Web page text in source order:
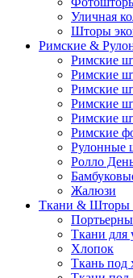
Уличная
Шторы
Римские &
Римские
Римские
Римские
Римские
Римские
Римские
Рулонные
Ролло
Жалюзи
Ткани & Шторы
Ткани для
Хлопок
Ткань под